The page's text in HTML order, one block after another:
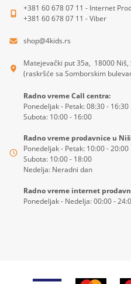
+381 60 678 07 11 - Internet
+381 60 678 07 11 - Viber
shop@4kids.rs
Matejevački put 35a, 18000 Niš,
(raskršće sa Somborskim
Radno vreme Call centra:
Ponedeljak - Petak: 08:30 - 16:30
Subota: 10:00 - 16:00
Radno vreme prodavnice u
Ponedeljak - Petak: 10:00 - 20:00
Subota: 10:00 - 18:00
Nedelja: Neradni dan
Radno vreme internet
Ponedeljak - Nedelja: 00:00 -